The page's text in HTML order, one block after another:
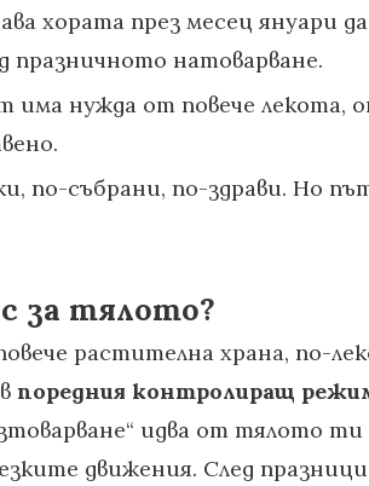
хората през месец януари
празничното натоварване.
нужда от повече лекота,
по-събрани, по-здрави. Но
за тялото?
растителна храна, по-
поредния контролиращ
идва от тялото
движения. След